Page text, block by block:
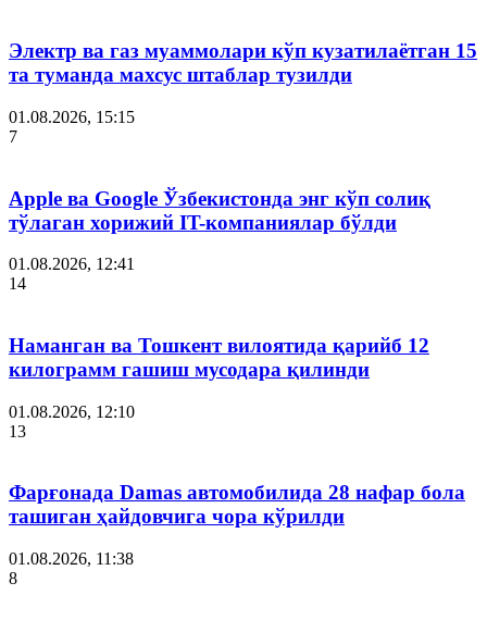
Электр ва газ муаммолари кўп кузатилаётган 15
та туманда махсус штаблар тузилди
01.08.2026, 15:15
7
Apple ва Google Ўзбекистонда энг кўп солиқ
тўлаган хорижий IT-компаниялар бўлди
01.08.2026, 12:41
14
Наманган ва Тошкент вилоятида қарийб 12
килограмм гашиш мусодара қилинди
01.08.2026, 12:10
13
Фарғонада Damas автомобилида 28 нафар бола
ташиган ҳайдовчига чора кўрилди
01.08.2026, 11:38
8